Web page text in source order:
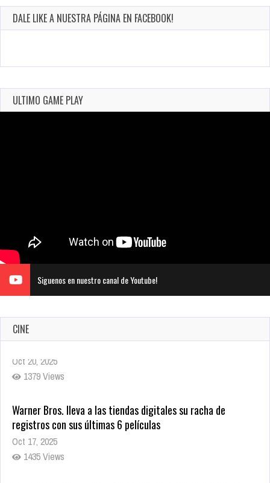
DALE LIKE A NUESTRA PÁGINA EN FACEBOOK!
ULTIMO GAME PLAY
Siguenos en nuestro canal de Youtube!
CINE
Warner Bros. lleva a las tiendas digitales su racha de
Oct 17, 2025
1435 Views
CRUNCHYROLL ANUNCIA FECHA DE ESTRENO EN CINES DE